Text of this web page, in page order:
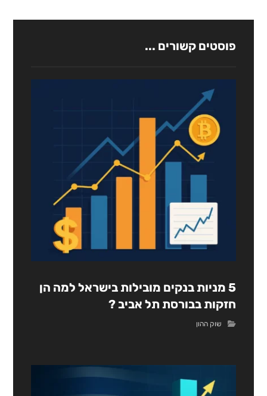
פוסטים קשורים ...
5 מניות בנקים מובילות בישראל למה הן
חזקות בבורסת תל אביב ?
שוק ההון